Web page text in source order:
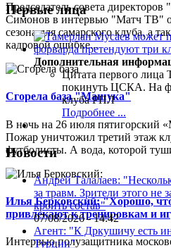
Председатель совета
Симонов в интервью "Матч ТВ"
сезона для самарского клуба, а
кадровой ошибке...
Сгорела база "Машука"
В ночь на 26 июля пятигорский
Пожар уничтожил третий этаж
футболисты. А вода, которой
Илья Берковский: "Хорошо,
привлекают к тренировкам и
Интервью полузащитника
Первые лица
Дополнительная
Цитата первого лица
покинуть ЦСКА. На
клуба РПЛ
Подробнее ...
Новости
Андрей Талалаев:
за травм. Зрители этого
кроить состав"
07/08/2026 - 14:42
Агент: "К Дркушичу есть
Турции"